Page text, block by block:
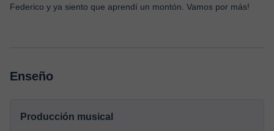
Federico y ya siento que aprendí un montón. Vamos por más!
Enseño
Producción musical